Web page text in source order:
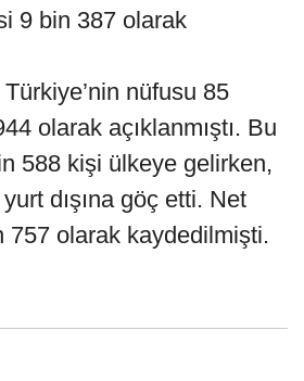
9 bin 387 olarak
Türkiye’nin nüfusu 85
olarak açıklanmıştı. Bu
588 kişi ülkeye gelirken,
dışına göç etti. Net
757 olarak kaydedilmişti.